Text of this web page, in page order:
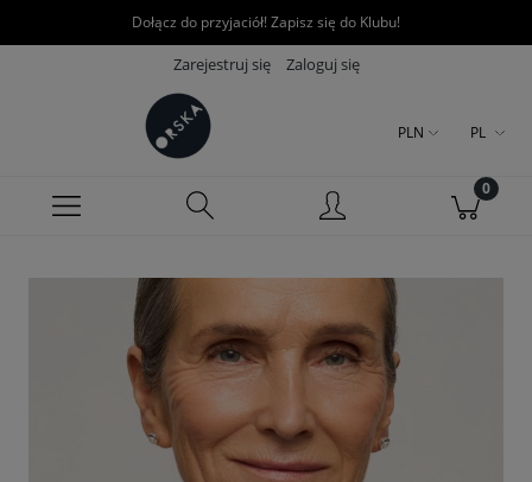
Dołącz do przyjaciół! Zapisz się do Klubu!
Zarejestruj się Zaloguj się
PLN PL